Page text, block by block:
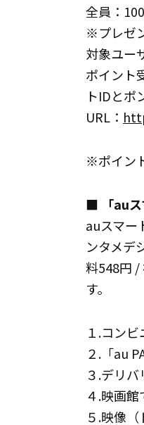
全員：
※プレゼ
対象ユー
ポイント
トIDとポ
URL：
※ポイン
■ 「auス
auスマー
ンタメデ
料548円 /
す。
１.コン
２.「au
３.デリ
４.映画
５.映像